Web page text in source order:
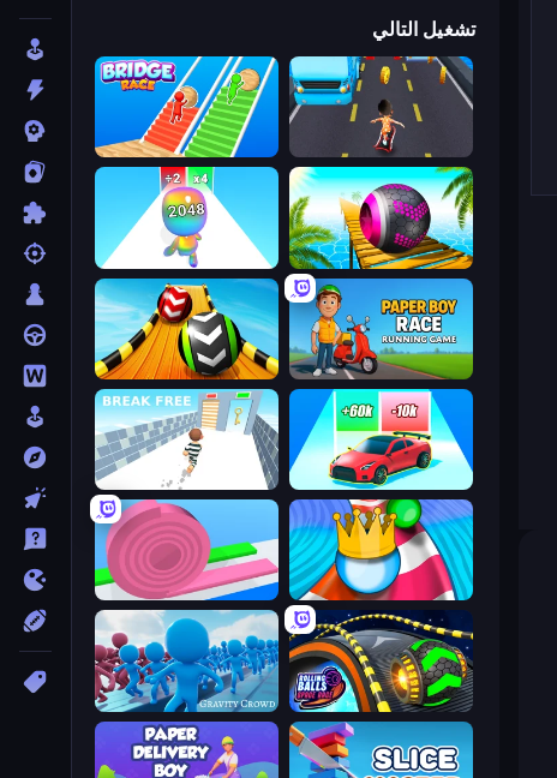
تشغيل التالي
Bridge Race
Rolling Balls Sea Race
Man Runner 2048
Paper Boy Race: Running Game
Sky Balls 3D
Break Free
Aquapark Balls Party
Layers Roll
Rolling Balls Space Race
Gravity Crowd